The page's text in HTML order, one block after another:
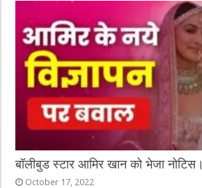
बॉलीबुड स्टार आमिर खान को भेजा नोटिस।
October 17, 2022